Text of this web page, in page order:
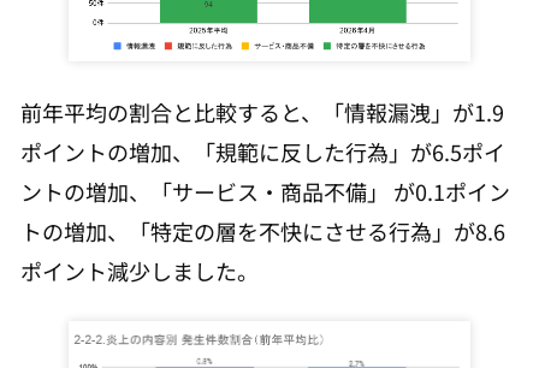
前年平均の割合と比較すると、「情報漏洩」が1.9
ポイントの増加、「規範に反した行為」が6.5ポイ
ントの増加、「サービス・商品不備」 が0.1ポイン
トの増加、「特定の層を不快にさせる行為」が8.6
ポイント減少しました。